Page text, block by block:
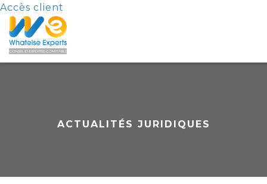
Accès client
ACTUALITÉS JURIDIQUES